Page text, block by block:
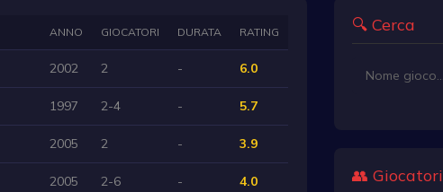
ANNO GIOCATORI DURATA RATING
2002 2 - 6.0
1997 2-4 - 5.7
2005 2 - 3.9
2005 2-6 - 4.0
🔍 Cerca
👥 Giocatori